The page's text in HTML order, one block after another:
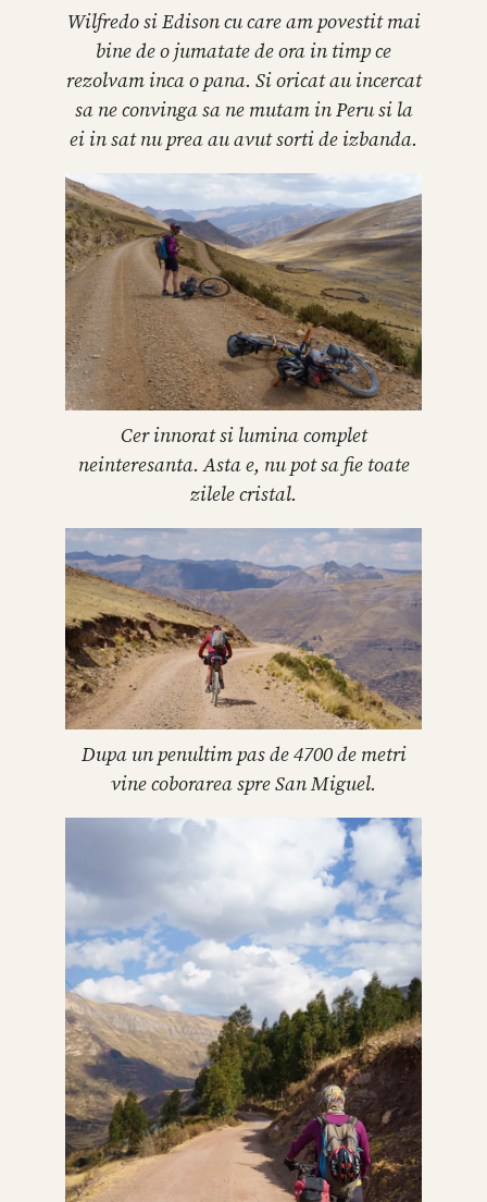
Wilfredo si Edison cu care am povestit mai
bine de o jumatate de ora in timp ce
rezolvam inca o pana. Si oricat au incercat
sa ne convinga sa ne mutam in Peru si la
ei in sat nu prea au avut sorti de izbanda.
Cer innorat si lumina complet
neinteresanta. Asta e, nu pot sa fie toate
zilele cristal.
Dupa un penultim pas de 4700 de metri
vine coborarea spre San Miguel.